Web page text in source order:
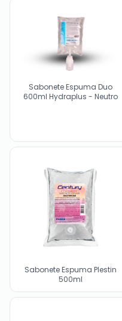
Sabonete Espuma Duo
600ml Hydraplus - Neutro
Sabonete Espuma Plestin
500ml